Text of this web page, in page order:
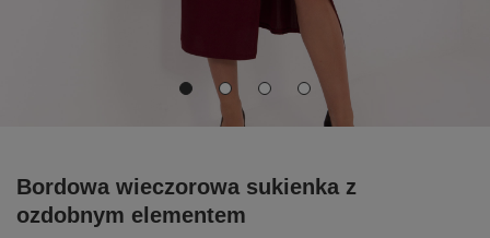
Bordowa wieczorowa sukienka z
ozdobnym elementem